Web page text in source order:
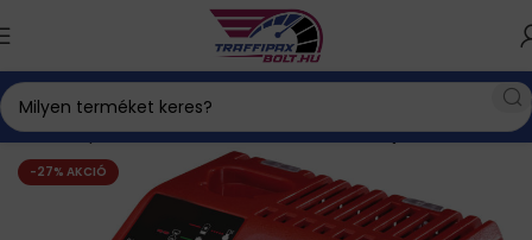
Kezdőlap Háztartás és életmód Felvillanyozó
-27% AKCIÓ